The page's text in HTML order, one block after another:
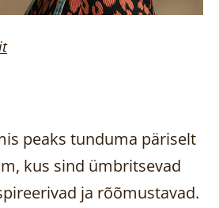
peaks tunduma päriselt
kus sind ümbritsevad
ja rõõmustavad.